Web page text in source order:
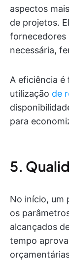
aspectos
de projetos.
fornecedores
necessária,
A eficiência é
utilização de
para
5.
No início, um
os
alcançados
tempo